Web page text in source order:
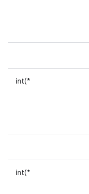
int(*
int(*